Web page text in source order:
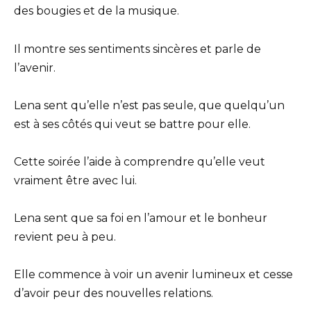
des bougies et de la musique.
Il montre ses sentiments sincères et parle de
l’avenir.
Lena sent qu’elle n’est pas seule, que quelqu’un
est à ses côtés qui veut se battre pour elle.
Cette soirée l’aide à comprendre qu’elle veut
vraiment être avec lui.
Lena sent que sa foi en l’amour et le bonheur
revient peu à peu.
Elle commence à voir un avenir lumineux et cesse
d’avoir peur des nouvelles relations.